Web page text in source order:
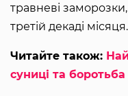
травневі
третій декаді місяця.
Читайте також:
суниці та